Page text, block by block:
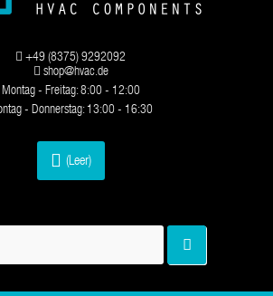
(Leer)
+49 (8375) 9292092
shop@hvac.de
Montag - Freitag: 8:00 - 12:00
- Donnerstag: 13:00 - 16:30